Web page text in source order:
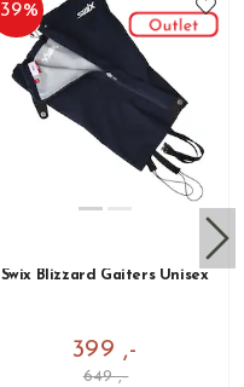
39%
Swix Blizzard Gaiters Unisex
399 ,-
649 ,-